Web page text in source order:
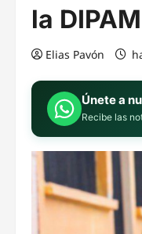
la
Elias Pavón
Únete a
Recibe las